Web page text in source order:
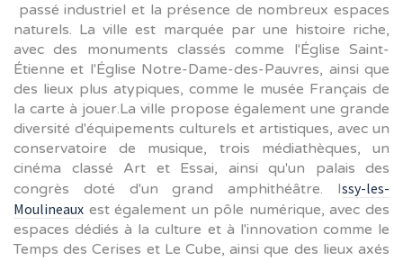
passé industriel et la présence de nombreux espaces
naturels. La ville est marquée par une histoire riche,
avec des monuments classés comme l'Église Saint-
Étienne et l'Église Notre-Dame-des-Pauvres, ainsi que
des lieux plus atypiques, comme le musée Français de
la carte à jouer.La ville propose également une grande
diversité d'équipements culturels et artistiques, avec un
conservatoire de musique, trois médiathèques, un
cinéma classé Art et Essai, ainsi qu'un palais des
congrès doté d'un grand amphithéâtre. Issy-les-
Moulineaux est également un pôle numérique, avec des
espaces dédiés à la culture et à l'innovation comme le
Temps des Cerises et Le Cube, ainsi que des lieux axés